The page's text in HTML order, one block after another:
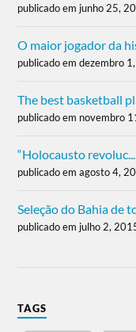
publicado em junho 25,
O maior jogador da
publicado em dezembro
The best basketball
publicado em novembro
“Holocausto revoluc...
publicado em agosto 4,
Seleção do Bahia de
publicado em julho 2,
TAGS